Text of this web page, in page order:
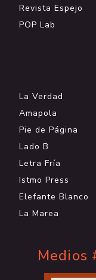
Revista Espejo
POP Lab
La Verdad
Amapola
Pie de Página
Lado B
Letra Fría
Istmo Press
Elefante Blanco
La Marea